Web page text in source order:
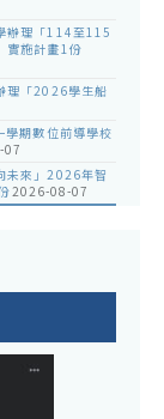
辦理「114至115
實施計畫1份
理「2026學生船
期數位前導學校
未來」2026年智
2026-08-07